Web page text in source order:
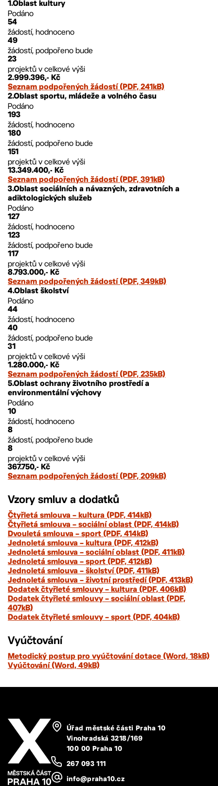
1.Oblast kultury
Podáno
54
žádostí, hodnoceno
49
žádostí, podpořeno bude
23
projektů v celkové výši
2.999.396,- Kč
Seznam podpořených žádostí (PDF, 241kB)
2.Oblast sportu, mládeže a volného času
Podáno
193
žádostí, hodnoceno
180
žádostí, podpořeno bude
151
projektů v celkové výši
13.349.400,- Kč
Seznam podpořených žádostí (PDF, 391kB)
3.Oblast sociálních a návazných, zdravotních a
adiktologických služeb
Podáno
127
žádostí, hodnoceno
123
žádostí, podpořeno bude
117
projektů v celkové výši
8.793.000,- Kč
Seznam podpořených žádostí (PDF, 349kB)
4.Oblast školství
Podáno
44
žádostí, hodnoceno
40
žádostí, podpořeno bude
31
projektů v celkové výši
1.280.000,- Kč
Seznam podpořených žádostí (PDF, 235kB)
5.Oblast ochrany životního prostředí a
environmentální výchovy
Podáno
10
žádostí, hodnoceno
8
žádostí, podpořeno bude
8
projektů v celkové výši
367.750,- Kč
Seznam podpořených žádostí (PDF, 209kB)
Vzory smluv a dodatků
Čtyřletá smlouva – kultura (PDF, 414kB)
Čtyřletá smlouva – sociální oblast (PDF, 414kB)
Dvouletá smlouva – sport (PDF, 414kB)
Jednoletá smlouva – kultura (PDF, 412kB)
Jednoletá smlouva – sociální oblast (PDF, 411kB)
Jednoletá smlouva – sport (PDF, 412kB)
Jednoletá smlouva – školství (PDF, 411kB)
Jednoletá smlouva – životní prostředí (PDF, 413kB)
Dodatek čtyřleté smlouvy – kultura (PDF, 406kB)
Dodatek čtyřleté smlouvy – sociální oblast (PDF,
407kB)
Dodatek čtyřleté smlouvy – sport (PDF, 404kB)
Vyúčtování
Metodický postup pro vyúčtování dotace (Word, 18kB)
Vyúčtování (Word, 49kB)
Úřad městské části Praha 10
Vinohradská 3218/169
100 00 Praha 10
267 093 111
info@praha10.cz